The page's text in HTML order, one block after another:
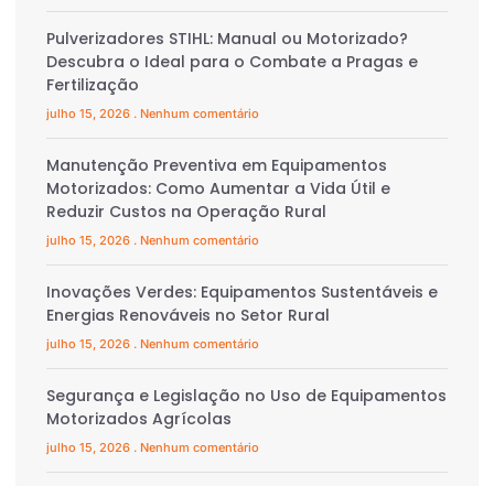
Pulverizadores STIHL: Manual ou Motorizado?
Descubra o Ideal para o Combate a Pragas e
Fertilização
julho 15, 2026 Nenhum comentário
Manutenção Preventiva em Equipamentos
Motorizados: Como Aumentar a Vida Útil e
Reduzir Custos na Operação Rural
julho 15, 2026 Nenhum comentário
Inovações Verdes: Equipamentos Sustentáveis e
Energias Renováveis no Setor Rural
julho 15, 2026 Nenhum comentário
Segurança e Legislação no Uso de Equipamentos
Motorizados Agrícolas
julho 15, 2026 Nenhum comentário